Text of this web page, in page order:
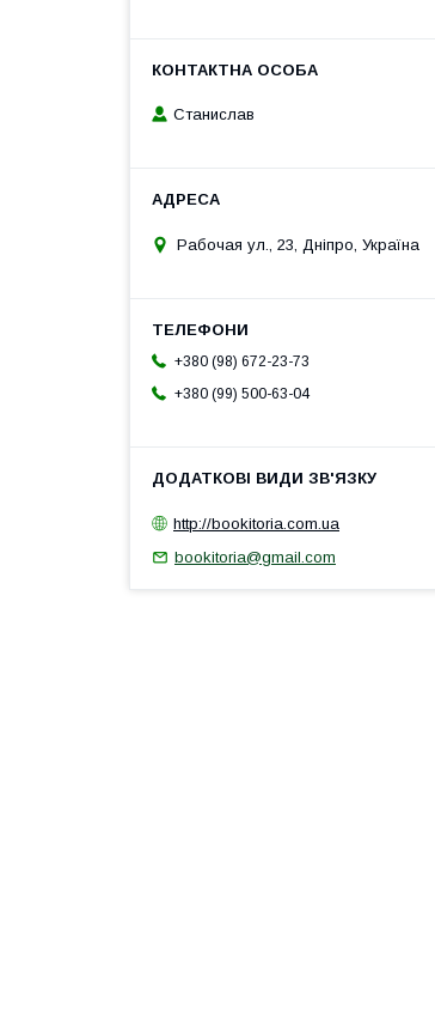
Станислав
Рабочая ул., 23, Дніпро, Україна
+380 (98) 672-23-73
+380 (99) 500-63-04
http://bookitoria.com.ua
bookitoria@gmail.com